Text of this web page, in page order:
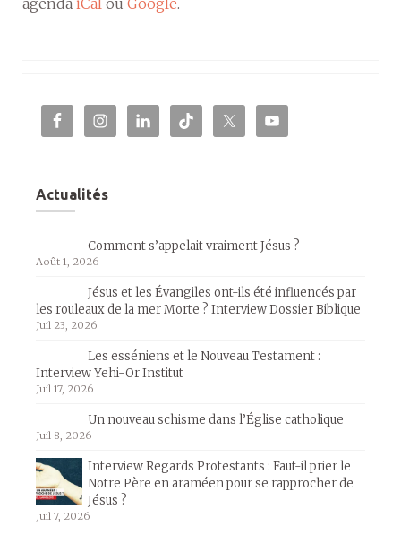
Actualités
Comment s’appelait vraiment Jésus ?
Août 1, 2026
Jésus et les Évangiles ont-ils été influencés par
les rouleaux de la mer Morte ? Interview Dossier Biblique
Juil 23, 2026
Les esséniens et le Nouveau Testament :
Interview Yehi-Or Institut
Juil 17, 2026
Un nouveau schisme dans l’Église catholique
Juil 8, 2026
Interview Regards Protestants : Faut-il prier le
Notre Père en araméen pour se rapprocher de
Jésus ?
Juil 7, 2026